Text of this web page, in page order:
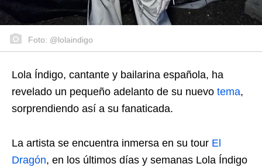
Foto: @lolaindigo
Lola Índigo, cantante y bailarina española, ha
revelado un pequeño adelanto de su nuevo tema,
sorprendiendo así a su fanaticada.
La artista se encuentra inmersa en su tour El
Dragón, en los últimos días y semanas Lola Índigo